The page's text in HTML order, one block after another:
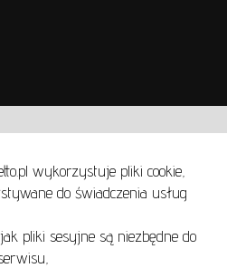
wykorzystuje pliki cookie,
do świadczenia usług
pliki sesyjne są niezbędne do